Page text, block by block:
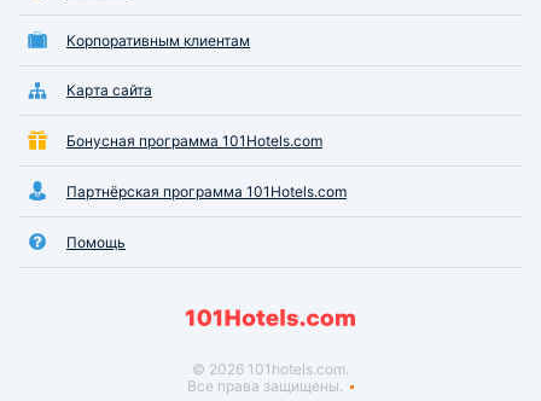
Корпоративным клиентам
Карта сайта
Бонусная программа 101Hotels.com
Партнёрская программа 101Hotels.com
Помощь
© 2026 101hotels.com.
Все права защищены.